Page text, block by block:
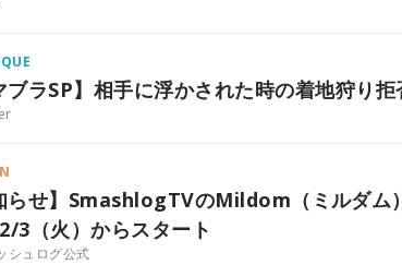
ブラSP】相手に浮かされた時の着地狩り
らせ】SmashlogTVのMildom（ミルダム
3（火）からスタート
シュログ公式